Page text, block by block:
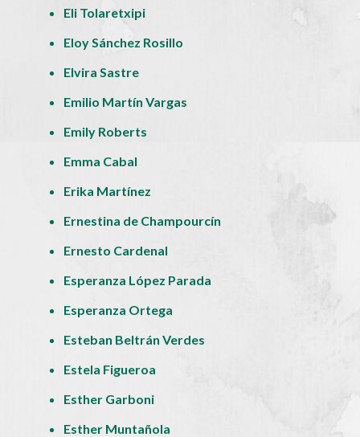
Eli Tolaretxipi
Eloy Sánchez Rosillo
Elvira Sastre
Emilio Martín Vargas
Emily Roberts
Emma Cabal
Erika Martínez
Ernestina de Champourcín
Ernesto Cardenal
Esperanza López Parada
Esperanza Ortega
Esteban Beltrán Verdes
Estela Figueroa
Esther Garboni
Esther Muntañola